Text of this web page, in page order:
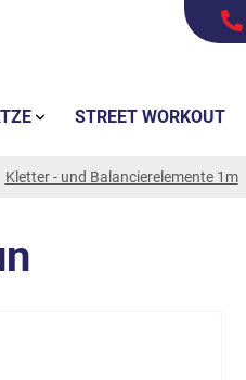
Kletter - und Balancierelemente 1m
STREET WORKOUT